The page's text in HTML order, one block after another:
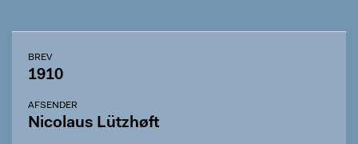
BREV
1910
AFSENDER
Nicolaus Lützhøft